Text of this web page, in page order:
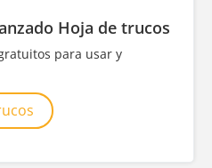
Hoja de trucos
para usar y